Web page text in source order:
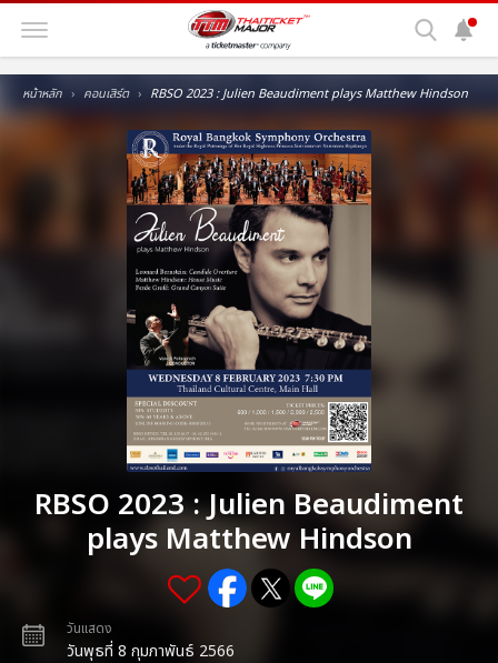
หน้าหลัก คอนเสิร์ต RBSO 2023 : Julien Beaudiment plays Matthew Hindson
RBSO 2023 : Julien Beaudiment
plays Matthew Hindson
วันแสดง
วันพุธที่ 8 กุมภาพันธ์ 2566